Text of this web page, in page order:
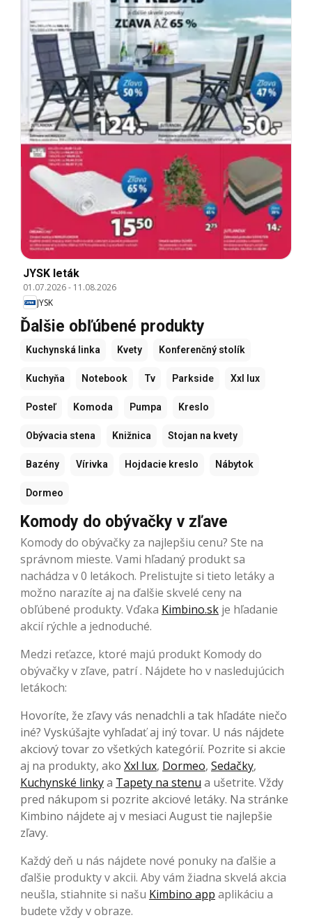
JYSK leták
01.07.2026- 11.08.2026
JYSK
Ďalšie obľúbené produkty
Kuchynská linka Kvety Konferenčný stolík
Kuchyňa Notebook Tv Parkside Xxl lux
Posteľ Komoda Pumpa Kreslo
Obývacia stena Knižnica Stojan na kvety
Bazény Vírivka Hojdacie kreslo Nábytok
Dormeo
Komody do obývačky v zľave
Komody do obývačky za najlepšiu cenu? Ste na
správnom mieste. Vami hľadaný produkt sa
nachádza v 0 letákoch. Prelistujte si tieto letáky a
možno narazíte aj na ďalšie skvelé ceny na
obľúbené produkty. Vďaka Kimbino.sk je hľadanie
akcií rýchle a jednoduché.
Medzi reťazce, ktoré majú produkt Komody do
obývačky v zľave, patrí . Nájdete ho v nasledujúcich
letákoch:
Hovoríte, že zľavy vás nenadchli a tak hľadáte niečo
iné? Vyskúšajte vyhľadať aj iný tovar. U nás nájdete
akciový tovar zo všetkých kategórií. Pozrite si akcie
aj na produkty, ako Xxl lux, Dormeo, Sedačky,
Kuchynské linkya Tapety na stenu a ušetrite. Vždy
pred nákupom si pozrite akciové letáky. Na stránke
Kimbino nájdete aj v mesiaci August tie najlepšie
zľavy.
Každý deň u nás nájdete nové ponuky na ďalšie a
ďalšie produkty v akcii. Aby vám žiadna skvelá akcia
neušla, stiahnite si našu Kimbino app aplikáciu a
budete vždy v obraze.